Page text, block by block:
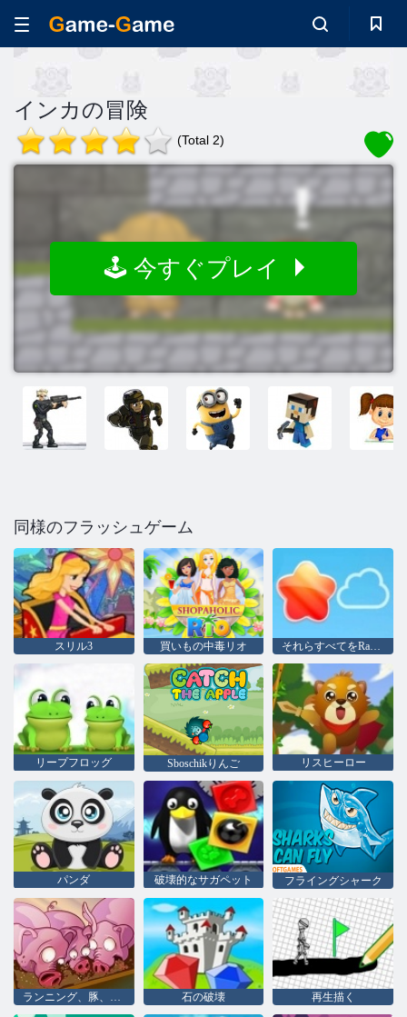
インカの冒険
(Total 2)
🕹️ 今すぐプレイ
同様のフラッシュゲーム
スリル3 買いもの中毒リオ それらすべてをRasstelyayte
リープフロッグ Sboschikりんご リスヒーロー
パンダ 破壊的なサガペット フライングシャーク
石の破壊 再生描く